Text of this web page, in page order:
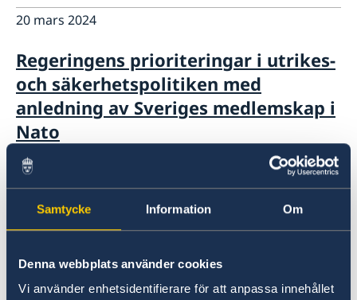
Samtycke Information Om
Denna webbplats använder cookies
Vi använder enhetsidentifierare för att anpassa innehållet
20 mars 2024
Regeringens prioriteringar i utrikes-
och säkerhetspolitiken med
anledning av Sveriges medlemskap i
Nato
13 mars 2024
Tips och råd om du ska resa
utomlands